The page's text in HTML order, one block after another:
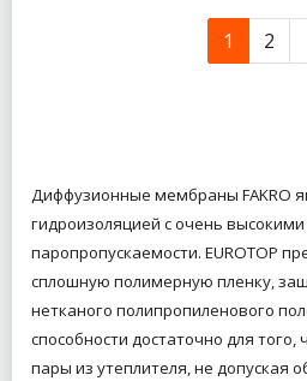
1 2
Диффузионные мембраны FAKRO
гидроизоляцией с очень
паропропускаемости. EUROTOP
сплошную полимерную пленку,
нетканого полипропиленового
способности достаточно для
пары из утеплителя, не допуская